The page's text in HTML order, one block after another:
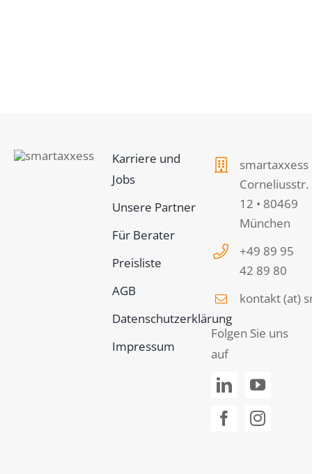
Karriere und
Jobs
Unsere Partner
Für Berater
Preisliste
AGB
Datenschutzerklärung
Impressum
smartaxxess
Corneliusstr.
12 • 80469
München
+49 89 95
42 89 80
kontakt (at)
Folgen Sie uns
auf